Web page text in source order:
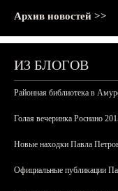
Архив новостей >>
ИЗ БЛОГОВ
Районная библиотека в
Голая вечеринка Роснано
Новые находки Павла
Официальные публикации